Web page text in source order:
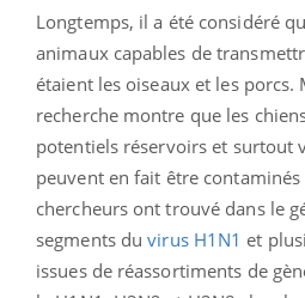
Longtemps, il a été considéré
animaux capables de
étaient les oiseaux et les porcs.
recherche montre que les
potentiels réservoirs et surtout
peuvent en fait être contaminés
chercheurs ont trouvé dans le
segments duvirus H1N1 et
issues de réassortiments de